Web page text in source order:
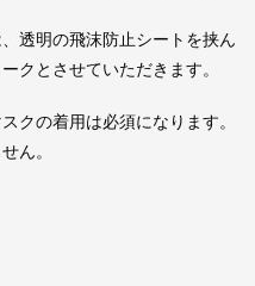
透明の飛沫防止シートを挟ん
クとさせていただきます。
クの着用は必須になります。
ん。